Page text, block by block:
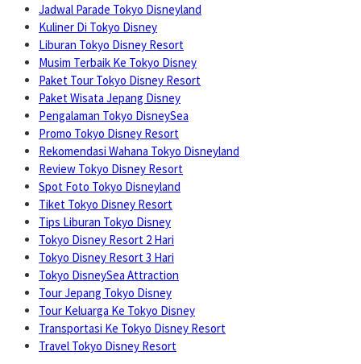
Jadwal Parade Tokyo Disneyland
Kuliner Di Tokyo Disney
Liburan Tokyo Disney Resort
Musim Terbaik Ke Tokyo Disney
Paket Tour Tokyo Disney Resort
Paket Wisata Jepang Disney
Pengalaman Tokyo DisneySea
Promo Tokyo Disney Resort
Rekomendasi Wahana Tokyo Disneyland
Review Tokyo Disney Resort
Spot Foto Tokyo Disneyland
Tiket Tokyo Disney Resort
Tips Liburan Tokyo Disney
Tokyo Disney Resort 2 Hari
Tokyo Disney Resort 3 Hari
Tokyo DisneySea Attraction
Tour Jepang Tokyo Disney
Tour Keluarga Ke Tokyo Disney
Transportasi Ke Tokyo Disney Resort
Travel Tokyo Disney Resort